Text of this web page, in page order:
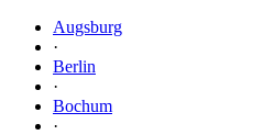
Augsburg
·
Berlin
·
Bochum
·